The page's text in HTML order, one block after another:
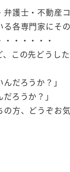
護士・不動産
各専門家にそ
・・・・・
この先どうし
だろうか？」
ろうか？」
方、どうぞお